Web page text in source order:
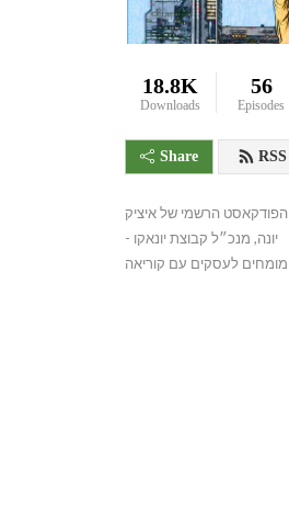
18.8K
Downloads
56
Episodes
Share RSS
הפודקאסט הרשמי של איציק
יונה, מנכ״ל קבוצת יונאקו -
מומחים לעסקים עם קוריאה